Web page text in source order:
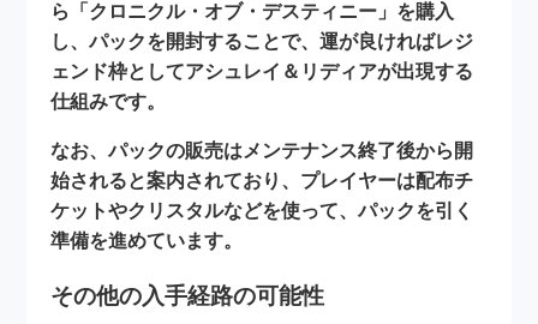
ら「クロニクル・オブ・デスティニー」を購入
し、パックを開封することで、運が良ければレジ
ェンド枠としてアシュレイ＆リディアが出現する
仕組みです。
なお、パックの販売はメンテナンス終了後から開
始されると案内されており、プレイヤーは配布チ
ケットやクリスタルなどを使って、パックを引く
準備を進めています。
その他の入手経路の可能性